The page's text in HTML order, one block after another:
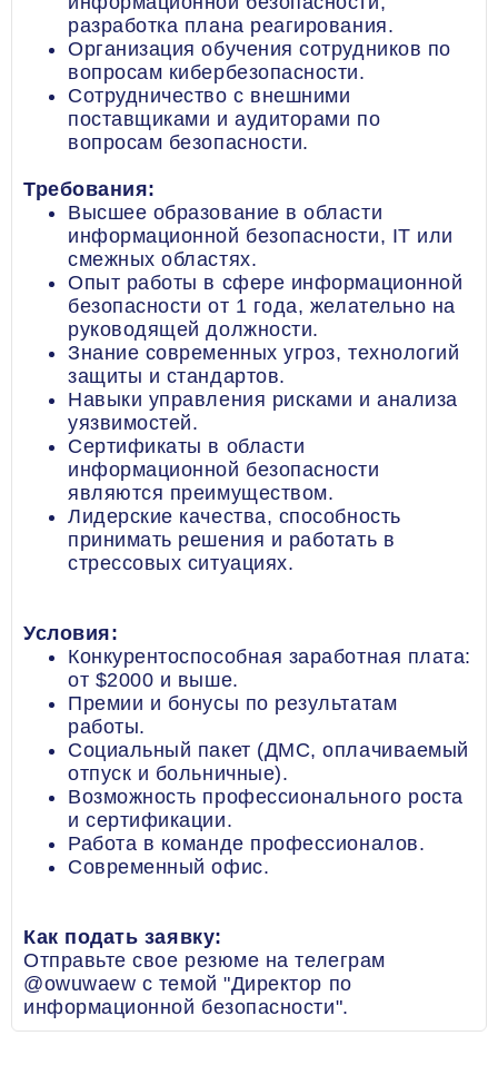
разработка плана реагирования.
Организация обучения сотрудников по
вопросам кибербезопасности.
Сотрудничество с внешними
поставщиками и аудиторами по
вопросам безопасности.
Требования:
Высшее образование в области
информационной безопасности, IT или
смежных областях.
Опыт работы в сфере информационной
безопасности от 1 года, желательно на
руководящей должности.
Знание современных угроз, технологий
защиты и стандартов.
Навыки управления рисками и анализа
уязвимостей.
Сертификаты в области
информационной безопасности
являются преимуществом.
Лидерские качества, способность
принимать решения и работать в
стрессовых ситуациях.
Условия:
Конкурентоспособная заработная плата:
от $2000 и выше.
Премии и бонусы по результатам
работы.
Социальный пакет (ДМС, оплачиваемый
отпуск и больничные).
Возможность профессионального роста
и сертификации.
Работа в команде профессионалов.
Современный офис.
Как подать заявку:
Отправьте свое резюме на телеграм
@owuwaew с темой "Директор по
информационной безопасности".